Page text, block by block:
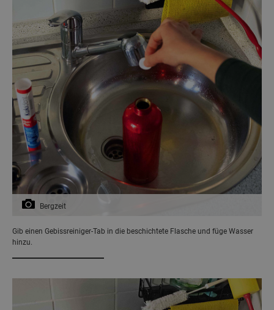
Bergzeit
Gib einen Gebissreiniger-Tab in die beschichtete Flasche und füge Wasser
hinzu.